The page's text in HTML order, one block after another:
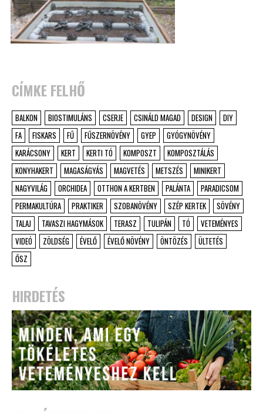
CÍMKE FELHŐ
BALKON BIOSTIMULÁNS CSERJE CSINÁLD MAGAD DESIGN
DIY
FA
FISKARS FŰ FŰSZERNÖVÉNY GYEP
GYÓGYNÖVÉNY
KARÁCSONY
KERT KERTI TÓ KOMPOSZT
KOMPOSZTÁLÁS
KONYHAKERT
MAGASÁGYÁS MAGVETÉS METSZÉS
MINIKERT
NAGYVILÁG
ORCHIDEA OTTHON A KERTBEN PALÁNTA
PARADICSOM
PERMAKULTÚRA
PRAKTIKER SZOBANÖVÉNY SZÉP KERTEK
SÖVÉNY
TALAJ
TAVASZI HAGYMÁSOK TERASZ TULIPÁN TÓ
VETEMÉNYES
VIDEÓ
ZÖLDSÉG ÉVELŐ ÉVELŐ NÖVÉNY ÖNTÖZÉS
ÜLTETÉS
ŐSZ
HIRDETÉS